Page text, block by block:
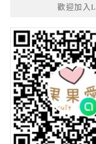
歡迎加入